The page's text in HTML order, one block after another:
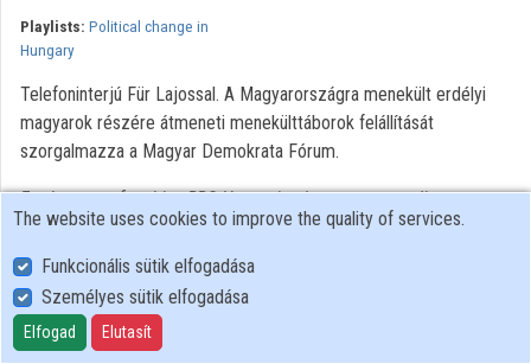
Playlists: Political change in
Hungary
Telefoninterjú Für Lajossal. A Magyarországra menekült erdélyi
magyarok részére átmeneti menekülttáborok felállítását
szorgalmazza a Magyar Demokrata Fórum.
Further use of archive BBC Hungarian language recordings
requires permission from copyright owner. In case of any
intention of use, please turn to National Széchényi Library
Collection of Historical Interviews.
User Policy
The website uses cookies to improve the quality of services.
Funkcionális sütik elfogadása
Személyes sütik elfogadása
Elfogad Elutasít